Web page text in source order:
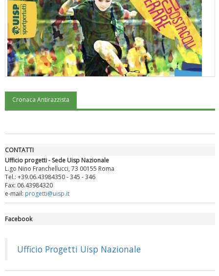
"Superare gli ostacoli": la relazione di Tiziano Pesce al CN Uisp
rivoluzioni"
Cronaca Antirazzista
CONTATTI
Ufficio progetti - Sede Uisp Nazionale
L.go Nino Franchellucci, 73 00155 Roma
Tel.: +39.06.43984350 - 345 - 346
Fax: 06.43984320
e-mail: progetti@uisp.it
Facebook
Ufficio Progetti Uisp Nazionale